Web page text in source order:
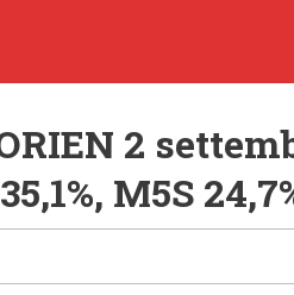
2
M5S